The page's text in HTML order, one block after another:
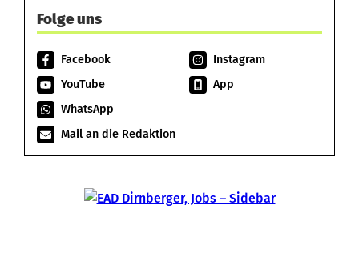
Folge uns
Facebook
Instagram
YouTube
App
WhatsApp
Mail an die Redaktion